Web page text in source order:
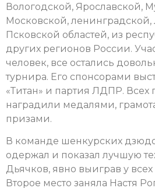
Вологодской, Ярославской,
Московской,
Псковской областей, из
других регионов России.
человек, все остались
турнира. Его спонсорами
«Титан» и партия ЛДПР. Всех
наградили медалями,
призами.
В команде шенкурских
одержал и показал лучшую
Дьячков, явно выиграв у
Второе место заняла Настя